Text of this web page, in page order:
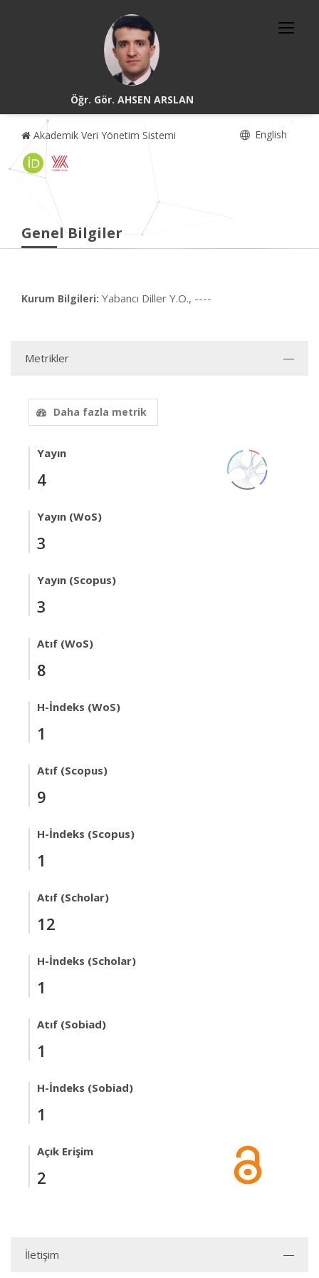
Öğr. Gör. AHSEN ARSLAN
Akademik Veri Yönetim Sistemi English
Genel Bilgiler
Kurum Bilgileri: Yabancı Diller Y.O., ----
Metrikler
Daha fazla metrik
Yayın
4
Yayın (WoS)
3
Yayın (Scopus)
3
Atıf (WoS)
8
H-İndeks (WoS)
1
Atıf (Scopus)
9
H-İndeks (Scopus)
1
Atıf (Scholar)
12
H-İndeks (Scholar)
1
Atıf (Sobiad)
1
H-İndeks (Sobiad)
1
Açık Erişim
2
İletişim